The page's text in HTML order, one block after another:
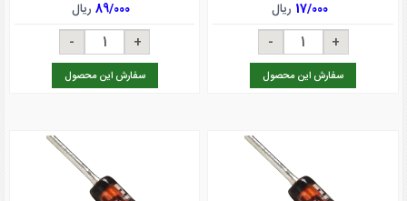
17/000 ریال
سفارش این محصول
89/000ریال
سفارش این محصول